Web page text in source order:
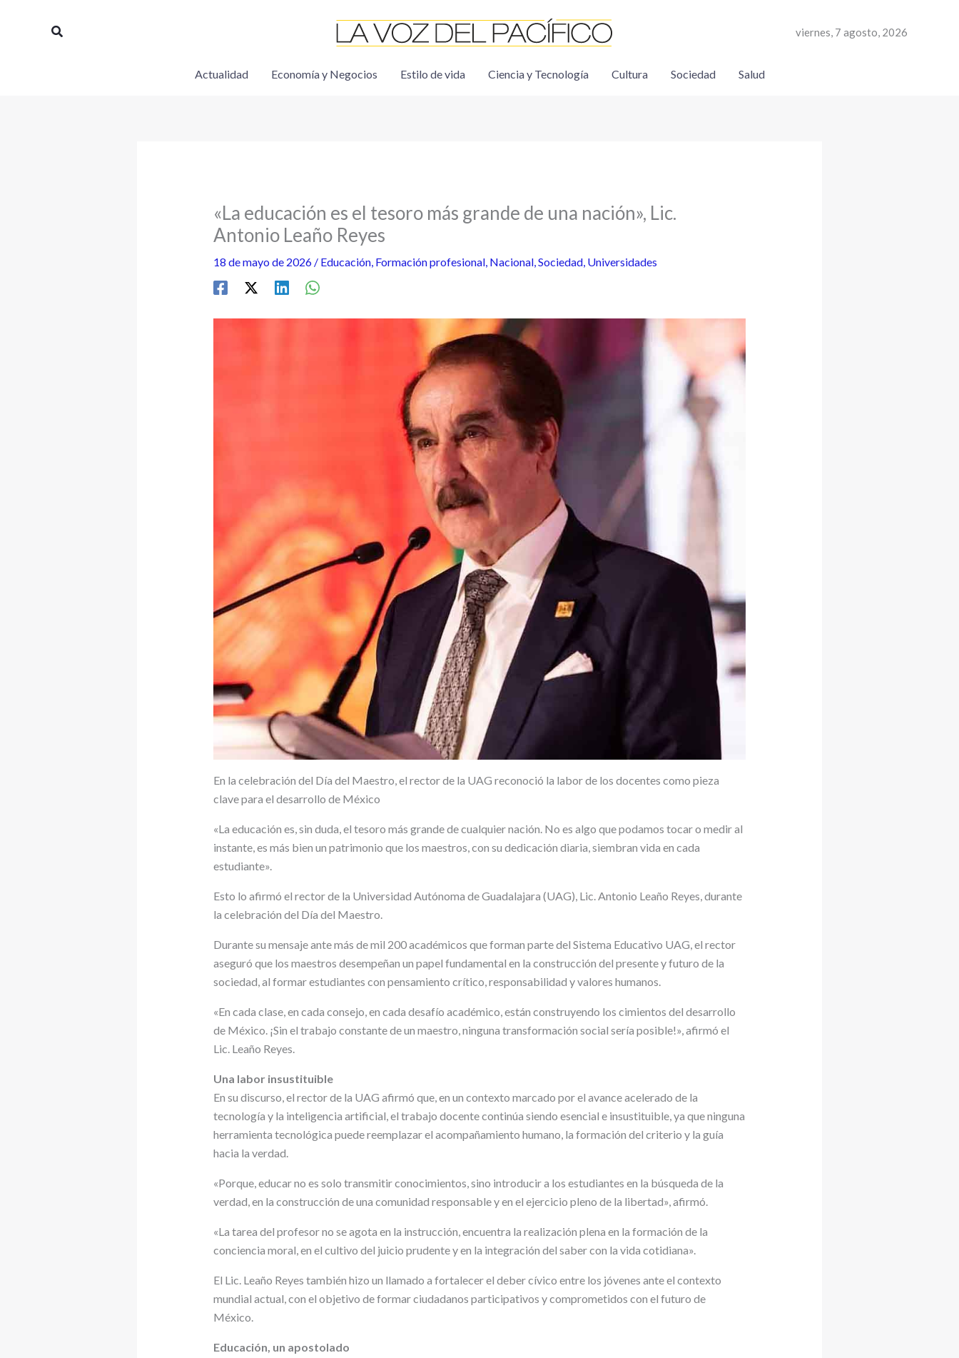
Buscar viernes, 7 agosto, 2026
Actualidad Economía y Negocios Estilo de vida Ciencia y Tecnología Cultura Sociedad Salud
«La educación es el tesoro más grande de una nación», Lic.
Antonio Leaño Reyes
18 de mayo de 2026 / Educación, Formación profesional, Nacional,Sociedad, Universidades
En la celebración del Día del Maestro, el rector de la UAG reconoció la labor de los docentes como pieza
clave para el desarrollo de México
«La educación es, sin duda, el tesoro más grande de cualquier nación. No es algo que podamos tocar o medir al
instante, es más bien un patrimonio que los maestros, con su dedicación diaria, siembran vida en cada
estudiante».
Esto lo afirmó el rector de la Universidad Autónoma de Guadalajara (UAG), Lic. Antonio Leaño Reyes, durante
la celebración del Día del Maestro.
Durante su mensaje ante más de mil 200 académicos que forman parte del Sistema Educativo UAG, el rector
aseguró que los maestros desempeñan un papel fundamental en la construcción del presente y futuro de la
sociedad, al formar estudiantes con pensamiento crítico, responsabilidad y valores humanos.
«En cada clase, en cada consejo, en cada desafío académico, están construyendo los cimientos del desarrollo
de México. ¡Sin el trabajo constante de un maestro, ninguna transformación social sería posible!», afirmó el
Lic. Leaño Reyes.
Una labor insustituible
En su discurso, el rector de la UAG afirmó que, en un contexto marcado por el avance acelerado de la
tecnología y la inteligencia artificial, el trabajo docente continúa siendo esencial e insustituible, ya que ninguna
herramienta tecnológica puede reemplazar el acompañamiento humano, la formación del criterio y la guía
hacia la verdad.
«Porque, educar no es solo transmitir conocimientos, sino introducir a los estudiantes en la búsqueda de la
verdad, en la construcción de una comunidad responsable y en el ejercicio pleno de la libertad», afirmó.
«La tarea del profesor no se agota en la instrucción, encuentra la realización plena en la formación de la
conciencia moral, en el cultivo del juicio prudente y en la integración del saber con la vida cotidiana».
El Lic. Leaño Reyes también hizo un llamado a fortalecer el deber cívico entre los jóvenes ante el contexto
mundial actual, con el objetivo de formar ciudadanos participativos y comprometidos con el futuro de
México.
Educación, un apostolado